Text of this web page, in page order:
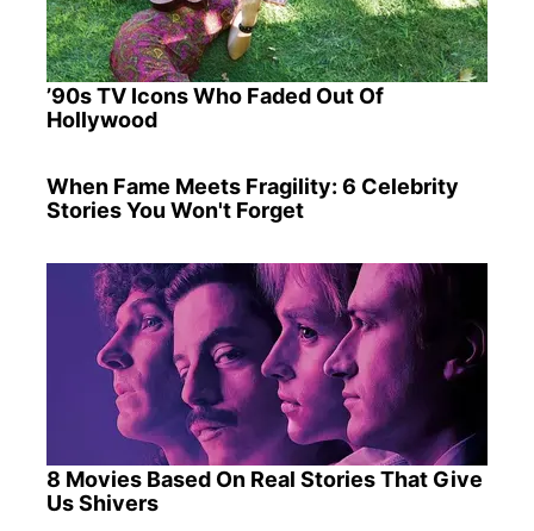
’90s TV Icons Who Faded Out Of
Hollywood
When Fame Meets Fragility: 6 Celebrity
Stories You Won't Forget
8 Movies Based On Real Stories That Give
Us Shivers